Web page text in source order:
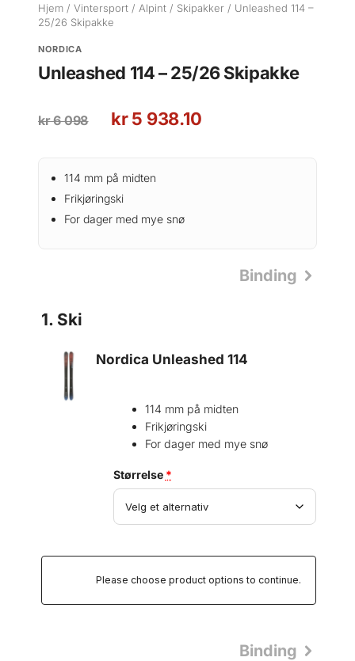
Hjem / Vintersport / Alpint / Skipakker / Unleashed 114 –
25/26 Skipakke
NORDICA
Unleashed 114 – 25/26 Skipakke
kr6 098
O
r
i
n
i
k
r
0
9
.
kr5 938.10N
e
:
k
r
3
.
1
.
114 mm på midten
Frikjøringski
For dager med mye snø
Binding
1 Ski
Nordica Unleashed 114
114 mm på midten
Frikjøringski
For dager med mye snø
Størrelse (for
*
Please choose product options to continue.
Binding